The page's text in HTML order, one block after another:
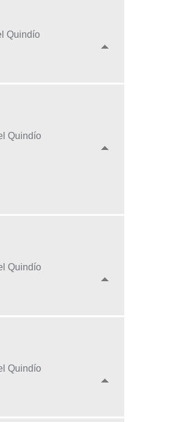
Quindío
Quindío
Quindío
Quindío